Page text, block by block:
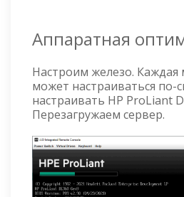
Аппаратная
Настроим железо. Каждая
может настраиваться по-
настраивать HP ProLiant
Перезагружаем сервер.